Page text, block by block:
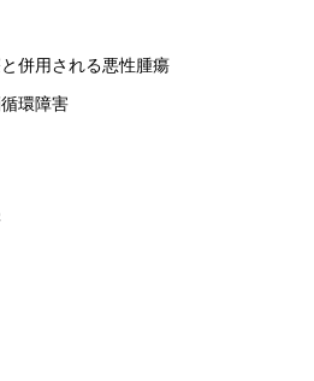
併用される悪性腫瘍
環障害